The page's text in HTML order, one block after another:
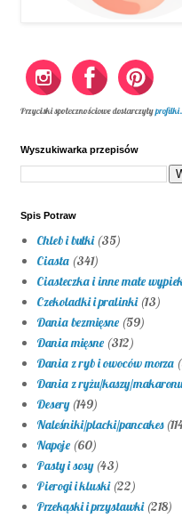
Przyciski społecznościowe dostarczyły
Wyszukiwarka przepisów
Spis Potraw
Chleb i bułki (35)
Ciasta (341)
Ciasteczka i inne małe
Czekoladki i pralinki (13)
Dania bezmięsne (59)
Dania mięsne (312)
Dania z ryb i owoców morza
Dania z ryżu/kaszy/makaronu
Desery (149)
Naleśniki/placki/pancakes
Napoje (60)
Pasty i sosy (43)
Pierogi i kluski (22)
Przekąski i przystawki (218)